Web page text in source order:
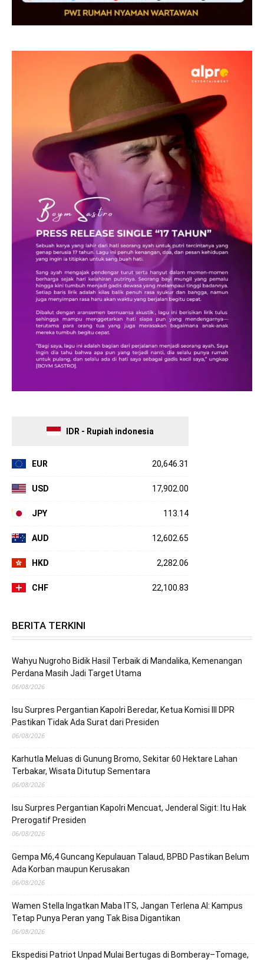
IDR - Rupiah indonesia
EUR 20,646.31
USD 17,902.00
JPY 113.14
AUD 12,602.65
HKD 2,282.06
CHF 22,100.83
BERITA TERKINI
Wahyu Nugroho Bidik Hasil Terbaik di Mandalika, Kemenangan
Perdana Masih Jadi Target Utama
06/08/2026
Isu Surpres Pergantian Kapolri Beredar, Ketua Komisi III DPR
Pastikan Tidak Ada Surat dari Presiden
06/08/2026
Karhutla Meluas di Gunung Bromo, Sekitar 60 Hektare Lahan
Terbakar, Wisata Ditutup Sementara
06/08/2026
Isu Surpres Pergantian Kapolri Mencuat, Jenderal Sigit: Itu Hak
Prerogatif Presiden
06/08/2026
Gempa M6,4 Guncang Kepulauan Talaud, BPBD Pastikan Belum
Ada Korban maupun Kerusakan
06/08/2026
Wamen Stella Ingatkan Maba ITS, Jangan Terlena AI: Kampus
Tetap Punya Peran yang Tak Bisa Digantikan
06/08/2026
Ekspedisi Patriot Unpad Mulai Bertugas di Bomberay–Tomage,